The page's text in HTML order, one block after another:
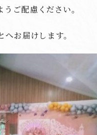
ご配慮ください。
お届けします。